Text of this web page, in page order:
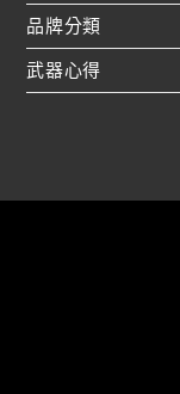
品牌分類
武器心得